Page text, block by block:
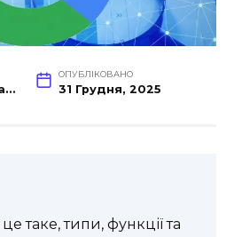
webseoupukr@gmail.com
ОПУБЛІКОВАНО
31 Грудня, 2025
таке, типи, функції та